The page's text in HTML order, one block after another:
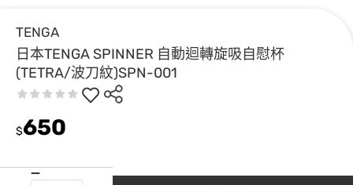
TENGA
日本TENGA SPINNER 自動迴轉旋吸自慰杯
(TETRA/波刀紋)SPN-001
$650